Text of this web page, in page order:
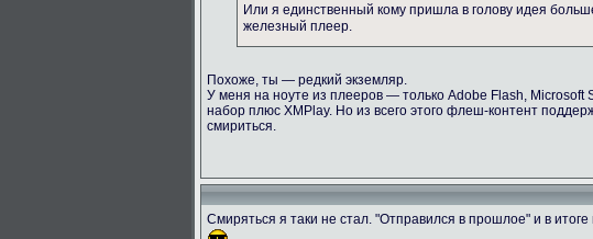
Или я единственный кому пришла в голову идея
железный плеер.
Похоже, ты — редкий экземляр.
У меня на ноуте из плееров — только Adobe Flash, Microsoft
набор плюс XMPlay. Но из всего этого флеш-контент
смириться.
Смиряться я таки не стал. "Отправился в прошлое" и в